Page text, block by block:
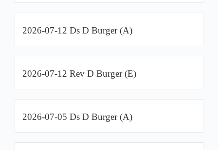
2026-07-12 Ds D Burger (A)
2026-07-12 Rev D Burger (E)
2026-07-05 Ds D Burger (A)